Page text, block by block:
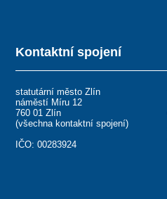
Kontaktní spojení
statutární město Zlín
náměstí Míru 12
760 01 Zlín
(všechna kontaktní spojení)
IČO: 00283924